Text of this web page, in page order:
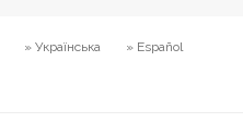
» Українська » Español